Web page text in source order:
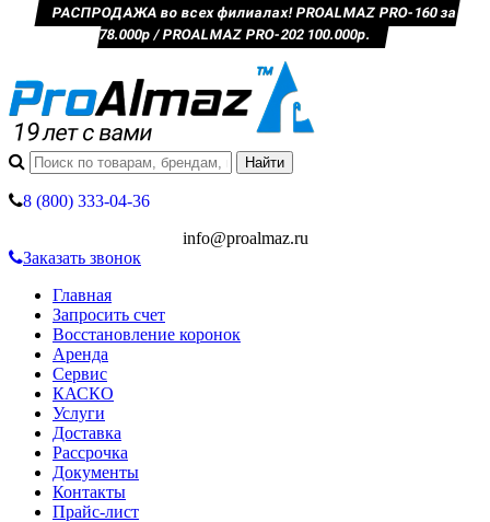
РАСПРОДАЖА во всех филиалах! PROALMAZ PRO-160 за
78.000р / PROALMAZ PRO-202 100.000р.
8 (800) 333-04-36
info@proalmaz.ru
Заказать звонок
Главная
Запросить счет
Восстановление коронок
Аренда
Сервис
КАСКО
Услуги
Доставка
Рассрочка
Документы
Контакты
Прайс-лист